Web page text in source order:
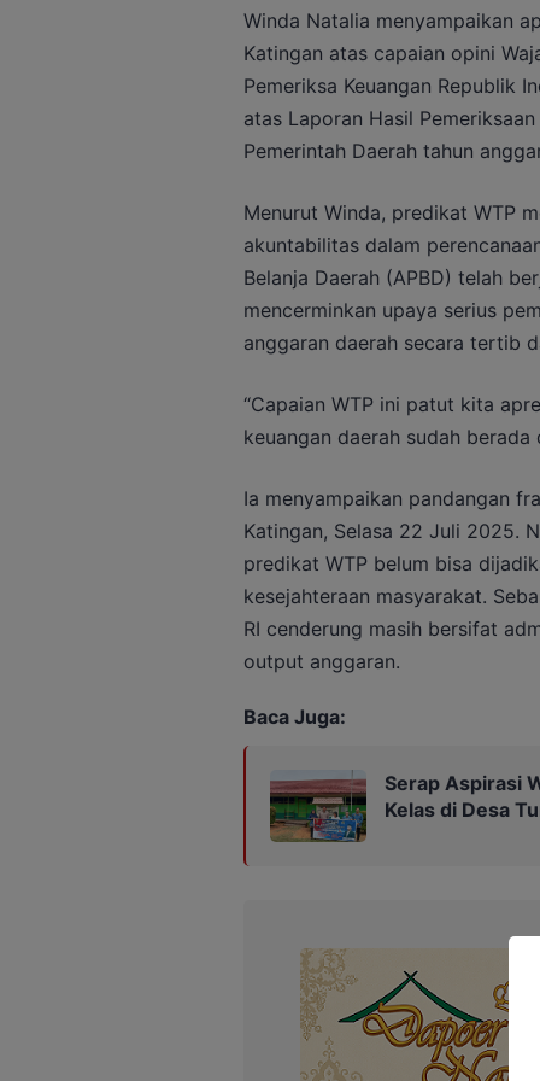
Winda Natalia menyampaikan
Katingan atas capaian opini
Pemeriksa Keuangan Republik
atas Laporan Hasil
Pemerintah Daerah tahun
Menurut Winda, predikat WTP
akuntabilitas dalam
Belanja Daerah (APBD) telah
mencerminkan upaya serius
anggaran daerah secara tertib
“Capaian WTP ini patut kita
keuangan daerah sudah berada
Ia menyampaikan pandangan
Katingan, Selasa 22 Juli 2025.
predikat WTP belum bisa
kesejahteraan masyarakat.
RI cenderung masih bersifat
output anggaran.
Baca Juga:
Serap Aspirasi
Kelas di Desa